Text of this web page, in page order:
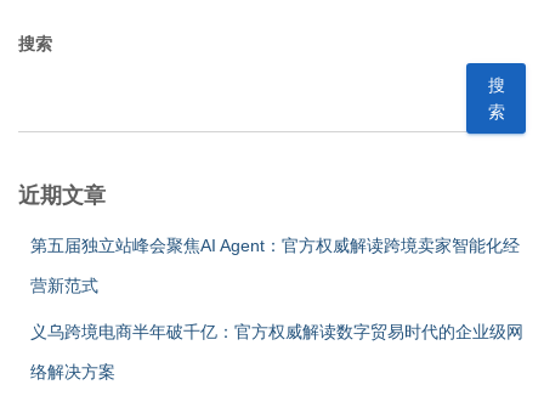
搜索
搜
索
近期文章
第五届独立站峰会聚焦AI Agent：官方权威解读跨境卖家智能化经
营新范式
义乌跨境电商半年破千亿：官方权威解读数字贸易时代的企业级网
络解决方案